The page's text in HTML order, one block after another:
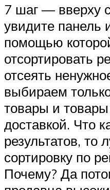
7 шаг — вверху
увидите панель
помощью
отсортировать
отсеять
выбираем
товары и
доставкой. Что
результатов, то
сортировку по
Почему? Да